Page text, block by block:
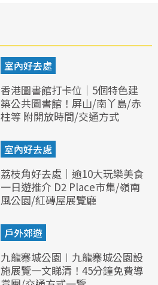
室內好去處
香港圖書館打卡位｜5個特色建
築公共圖書館！屏山/南丫島/赤
柱等 附開放時間/交通方式
室內好去處
荔枝角好去處｜逾10大玩樂美食
一日遊推介 D2 Place市集/嶺南
風公園/紅磚屋展覽廳
戶外郊遊
九龍寨城公園︱九龍寨城公園設
施展覽一文睇清！45分鐘免費導